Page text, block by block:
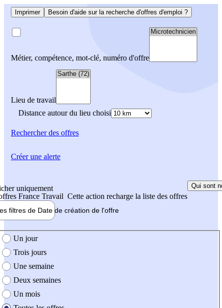
Imprimer Besoin d'aide sur la recherche d'offres d'emploi ?
Métier, compétence, mot-clé, numéro d'offre
Lieu de travail
Distance autour du lieu choisi
Rechercherdes offres
uniquement
France Travail Cette action recharge la liste des offres
Qui sont
filtres de Date de création de l'offre
création de l'offre
Un jour
Trois jours
Une semaine
Deux semaines
Un mois
Créer une alerte